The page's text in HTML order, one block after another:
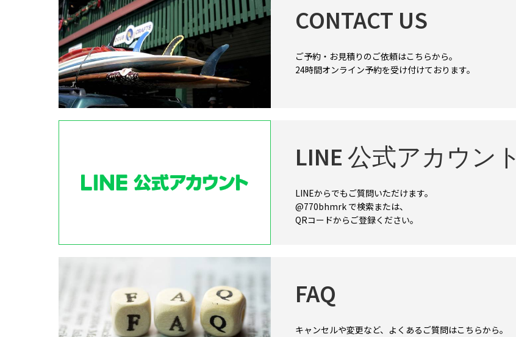
CONTACT US
ご予約・お見積りのご依頼はこちらから。
24時間オンライン予約を受け付けております。
LINE 公式アカウント
LINEからでもご質問いただけます。
@770bhmrk で検索または、
QRコードからご登録ください。
FAQ
キャンセルや変更など、よくあるご質問はこちらから。